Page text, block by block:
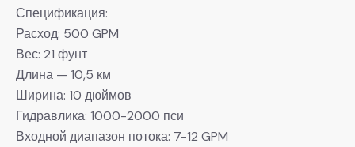
Спецификация:
Расход: 500 GPM
Вес: 21 фунт
Длина — 10,5 км
Ширина: 10 дюймов
Гидравлика: 1000-2000 пси
Входной диапазон потока: 7-12 GPM